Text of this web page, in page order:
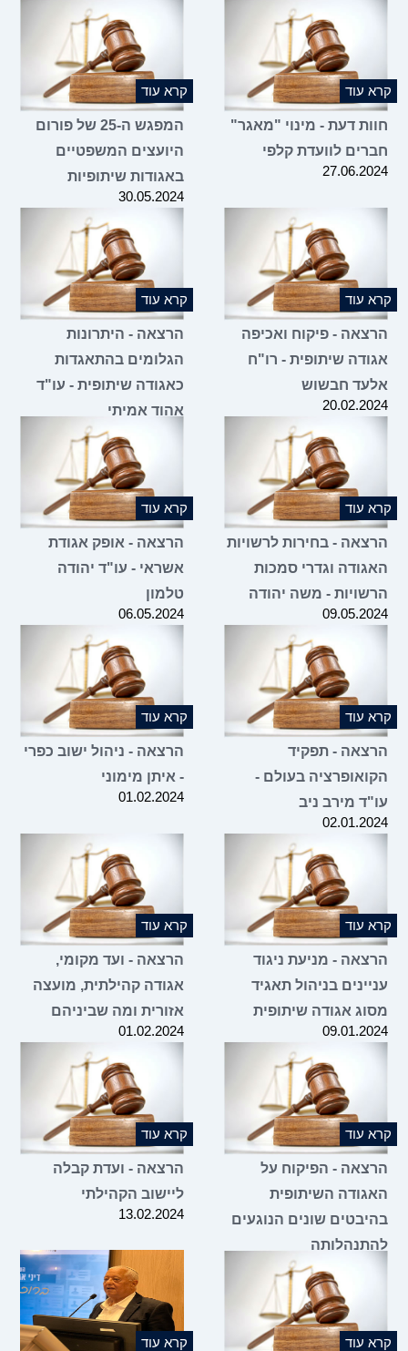
עוד
דעת - מינוי "מאגר"
לוועדת קלפי
קרא עוד
המפגש ה-25 של פורום
היועצים המשפטיים
באגודות שיתופיות
30.05.2024
עוד
- פיקוח ואכיפה
שיתופית - רו"ח
חבשוש
קרא עוד
הרצאה - היתרונות
הגלומים בהתאגדות
כאגודה שיתופית - עו"ד
אהוד אמיתי
עוד
- בחירות לרשויות
וגדרי סמכות
- משה יהודה
קרא עוד
הרצאה - אופק אגודת
אשראי - עו"ד יהודה
טלמון
06.05.2024
עוד
- תפקיד
בעולם -
מירב ניב
קרא עוד
הרצאה - ניהול ישוב כפרי
- איתן מימוני
01.02.2024
עוד
- מניעת ניגוד
בניהול תאגיד
אגודה שיתופית
קרא עוד
הרצאה - ועד מקומי,
אגודה קהילתית, מועצה
אזורית ומה שביניהם
01.02.2024
עוד
- הפיקוח על
השיתופית
שונים הנוגעים
קרא עוד
הרצאה - ועדת קבלה
ליישוב הקהילתי
13.02.2024
עוד קרא עוד